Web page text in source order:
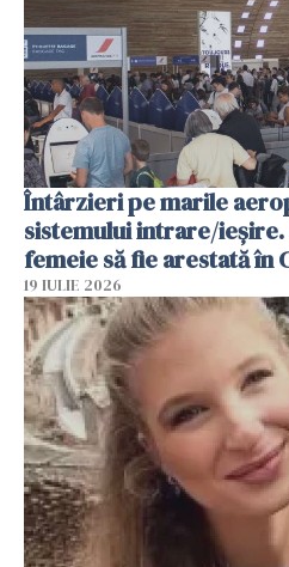
Întârzieri pe marile
sistemului intrare/ieșire.
femeie să fie arestată în
19 IULIE 2026